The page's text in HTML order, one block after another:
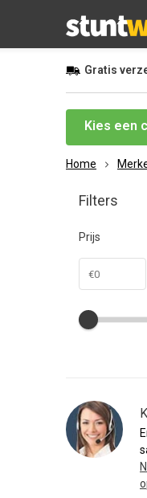
Gratis
Kies een
Home
Filters
Prijs